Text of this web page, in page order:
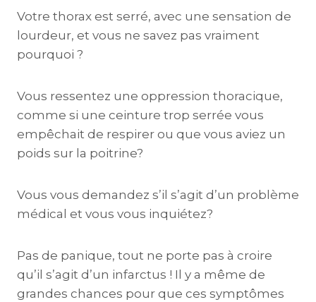
Votre thorax est serré, avec une sensation de
lourdeur, et vous ne savez pas vraiment
pourquoi ?
Vous ressentez une oppression thoracique,
comme si une ceinture trop serrée vous
empêchait de respirer ou que vous aviez un
poids sur la poitrine?
Vous vous demandez s’il s’agit d’un problème
médical et vous vous inquiétez?
Pas de panique, tout ne porte pas à croire
qu’il s’agit d’un infarctus ! Il y a même de
grandes chances pour que ces symptômes